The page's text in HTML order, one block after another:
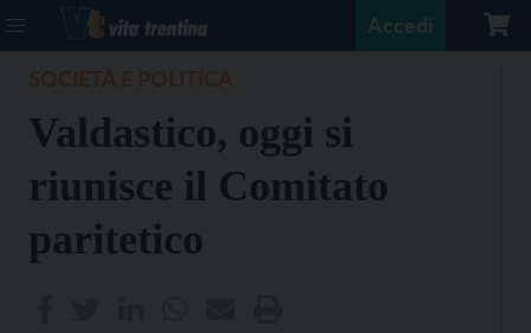
Accedi
Valdastico, oggi si
riunisce il Comitato
paritetico